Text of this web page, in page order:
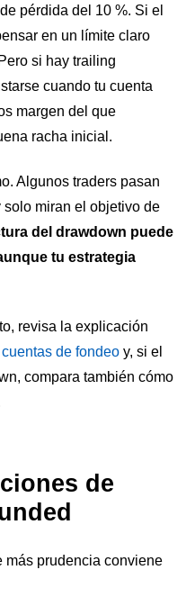
pérdida del 10 %. Si el
en un límite claro
si hay trailing
cuando tu cuenta
margen del que
racha inicial.
Algunos traders pasan
miran el objetivo de
del drawdown puede
tu estrategia
revisa la explicación
de fondeo y, si el
compara también cómo
de
más prudencia conviene